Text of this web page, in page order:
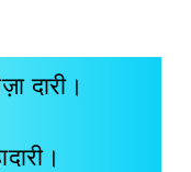
दारी।